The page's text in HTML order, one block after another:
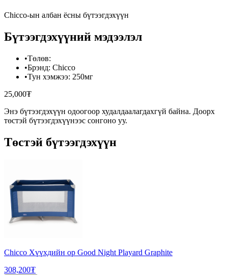
Chicco-ын албан ёсны бүтээгдэхүүн
Бүтээгдэхүүний мэдээлэл
•Төлөв:
•Брэнд: Chicco
•Тун хэмжээ: 250мг
25,000₮
Энэ бүтээгдэхүүн одоогоор худалдаалагдахгүй байна. Доорх
төстэй бүтээгдэхүүнээс сонгоно уу.
Төстэй бүтээгдэхүүн
Chicco Хүүхдийн ор Good Night Playard Graphite
308,200₮